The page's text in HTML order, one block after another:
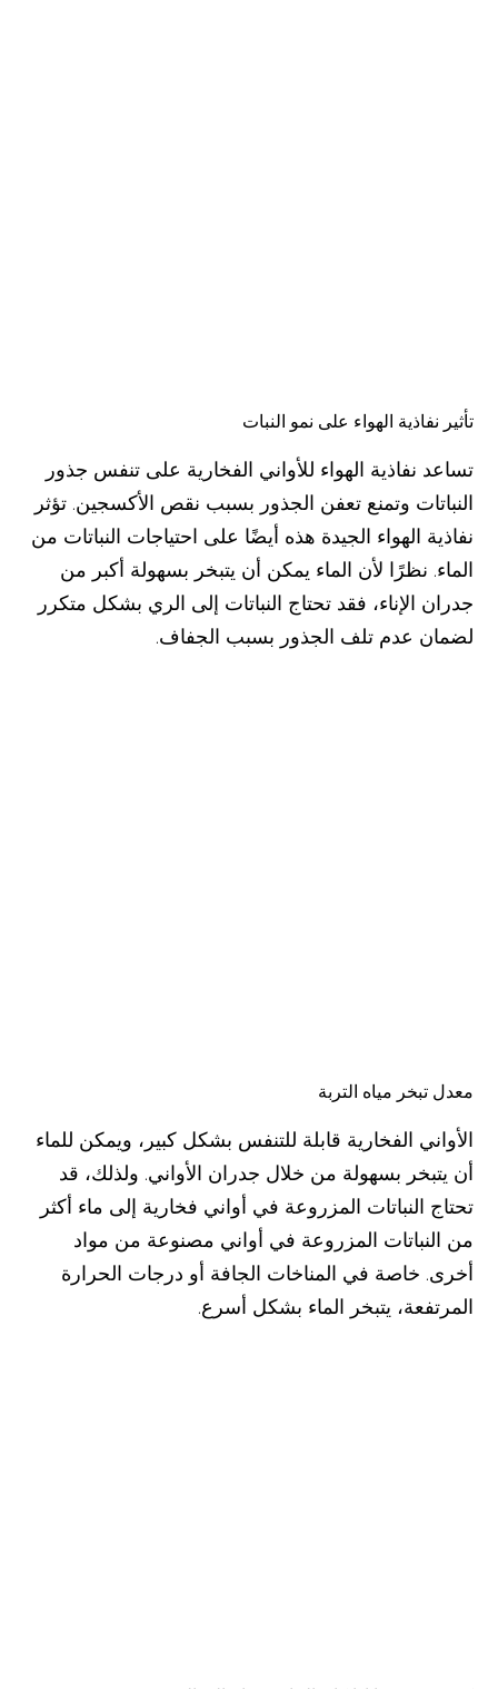
تأثير نفاذية الهواء على نمو النبات
تساعد نفاذية الهواء للأواني الفخارية على تنفس جذور
النباتات وتمنع تعفن الجذور بسبب نقص الأكسجين. تؤثر
نفاذية الهواء الجيدة هذه أيضًا على احتياجات النباتات من
الماء. نظرًا لأن الماء يمكن أن يتبخر بسهولة أكبر من
جدران الإناء، فقد تحتاج النباتات إلى الري بشكل متكرر
لضمان عدم تلف الجذور بسبب الجفاف.
معدل تبخر مياه التربة
الأواني الفخارية قابلة للتنفس بشكل كبير، ويمكن للماء
أن يتبخر بسهولة من خلال جدران الأواني. ولذلك، قد
تحتاج النباتات المزروعة في أواني فخارية إلى ماء أكثر
من النباتات المزروعة في أواني مصنوعة من مواد
أخرى. خاصة في المناخات الجافة أو درجات الحرارة
المرتفعة، يتبخر الماء بشكل أسرع.